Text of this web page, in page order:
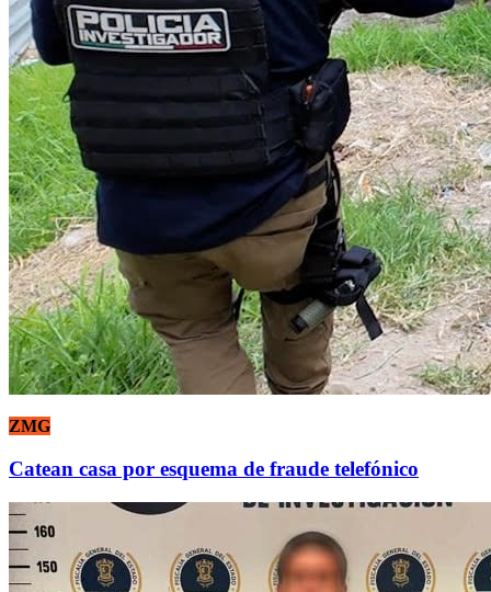
ZMG
Catean casa por esquema de fraude telefónico